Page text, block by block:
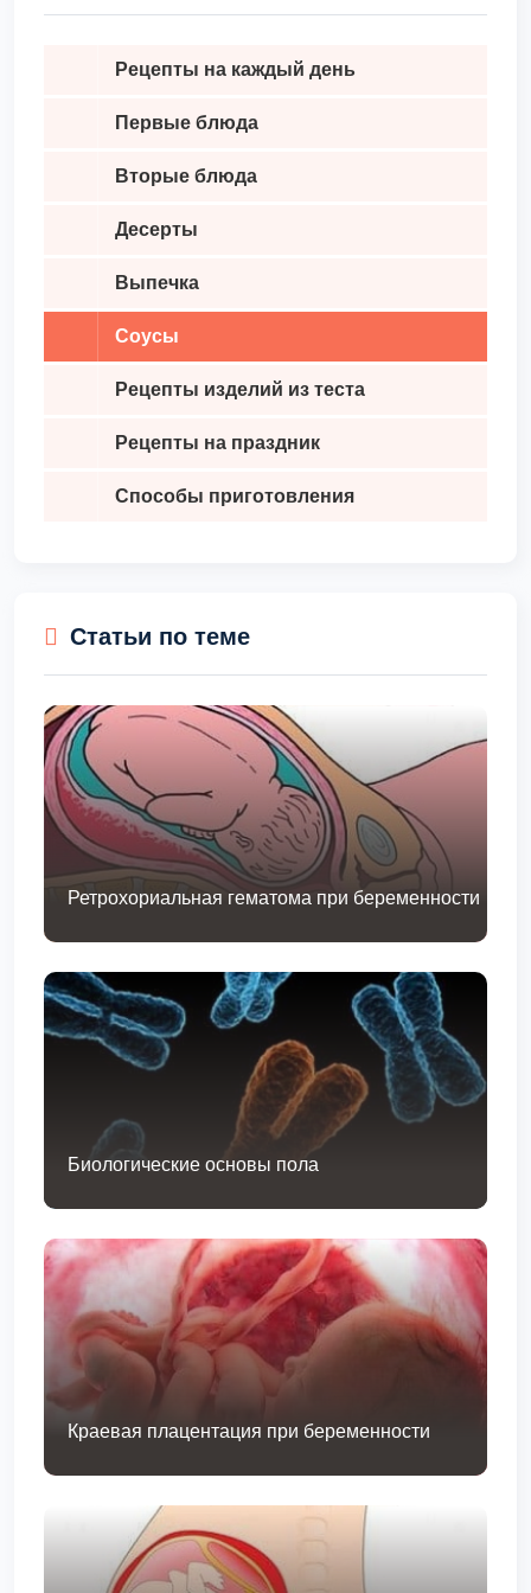
получается густой майонез в домашних условиях, не
наслаждайтесь вместе с детьми вкусными блюдами
с майонезом!,
Рецепты на каждый день
Первые блюда
Вторые блюда
Десерты
Выпечка
Соусы
Рецепты изделий из теста
Рецепты на праздник
Способы приготовления
Статьи по теме
Ретрохориальная гематома при беременности
Биологические основы пола
Краевая плацентация при беременности